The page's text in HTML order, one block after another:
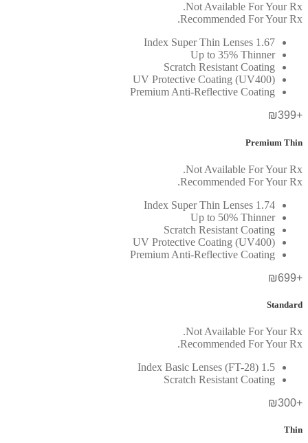
Not Available For Your Rx.
Recommended For Your Rx.
1.67 Index Super Thin Lenses
Up to 35% Thinner
Scratch Resistant Coating
UV Protective Coating (UV400)
Premium Anti-Reflective Coating
+₪399
Premium Thin
Not Available For Your Rx.
Recommended For Your Rx.
1.74 Index Super Thin Lenses
Up to 50% Thinner
Scratch Resistant Coating
UV Protective Coating (UV400)
Premium Anti-Reflective Coating
+₪699
Standard
Not Available For Your Rx.
Recommended For Your Rx.
1.5 Index Basic Lenses (FT-28)
Scratch Resistant Coating
+₪300
Thin